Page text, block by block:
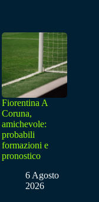
Fiorentina A
Coruna,
amichevole:
probabili
formazioni e
pronostico
6 Agosto
2026